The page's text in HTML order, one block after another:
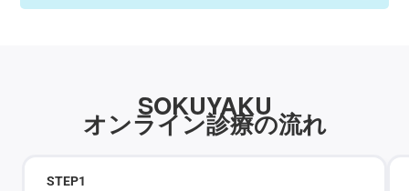
SOKUYAKU
オンライン診療の流れ
STEP1